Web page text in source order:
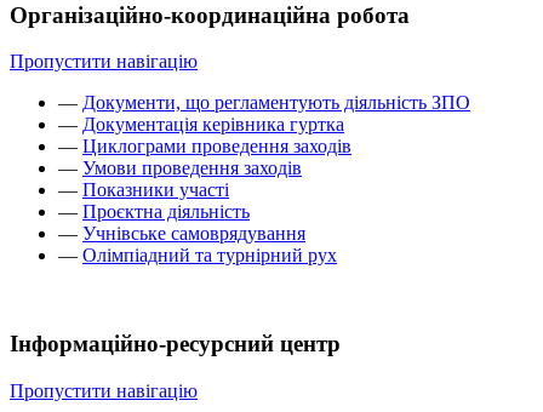
Організаційно-координаційна робота
Пропустити навігацію
— Документи, що регламентують діяльність ЗПО
— Документація керівника гуртка
— Циклограми проведення заходів
— Умови проведення заходів
— Показники участі
— Проєктна діяльність
— Учнівське самоврядування
— Олімпіадний та турнірний рух
Інформаційно-ресурсний центр
Пропустити навігацію